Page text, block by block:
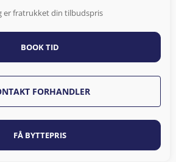
er fratrukket din tilbudspris
BOOK TID
FORHANDLER
FÅ BYTTEPRIS